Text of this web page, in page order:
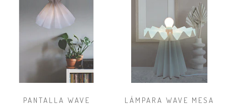
PANTALLA WAVE LÁMPARA WAVE MESA